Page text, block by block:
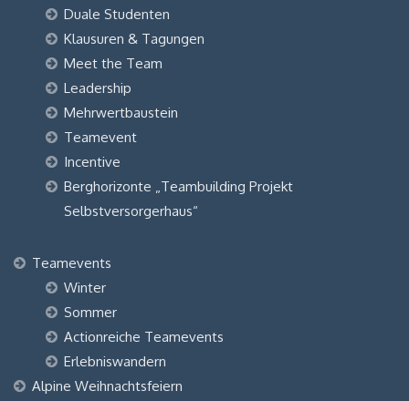
Duale Studenten
Klausuren & Tagungen
Meet the Team
Leadership
Mehrwertbaustein
Teamevent
Incentive
Berghorizonte „Teambuilding Projekt
Selbstversorgerhaus“
Teamevents
Winter
Sommer
Actionreiche Teamevents
Erlebniswandern
Alpine Weihnachtsfeiern